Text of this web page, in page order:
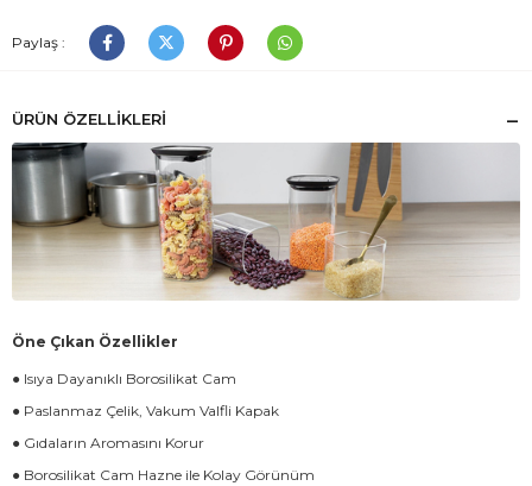
Paylaş :
ÜRÜN ÖZELLIKLERI
Öne Çıkan Özellikler
● Isıya Dayanıklı Borosilikat Cam
● Paslanmaz Çelik, Vakum Valfli Kapak
● Gıdaların Aromasını Korur
● Borosilikat Cam Hazne ile Kolay Görünüm